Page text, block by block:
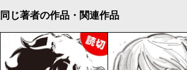
同じ著者の作品・関連作品